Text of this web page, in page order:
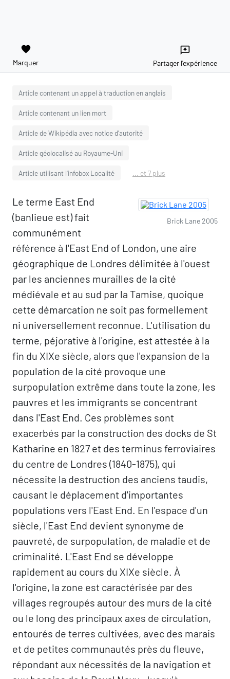
favorite
Marquer
reviews
Partager l'expérience
Article contenant un appel à traduction en anglais
Article contenant un lien mort
Article de Wikipédia avec notice d'autorité
Article géolocalisé au Royaume-Uni
Article utilisant l'infobox Localité ... et 7 plus
Brick Lane 2005
Le terme East End
(banlieue est) fait
communément
référence à l'East End of London, une aire
géographique de Londres délimitée à l'ouest
par les anciennes murailles de la cité
médiévale et au sud par la Tamise, quoique
cette démarcation ne soit pas formellement
ni universellement reconnue. L'utilisation du
terme, péjorative à l'origine, est attestée à la
fin du XIXe siècle, alors que l'expansion de la
population de la cité provoque une
surpopulation extrême dans toute la zone, les
pauvres et les immigrants se concentrant
dans l'East End. Ces problèmes sont
exacerbés par la construction des docks de St
Katharine en 1827 et des terminus ferroviaires
du centre de Londres (1840-1875), qui
nécessite la destruction des anciens taudis,
causant le déplacement d'importantes
populations vers l'East End. En l'espace d'un
siècle, l'East End devient synonyme de
pauvreté, de surpopulation, de maladie et de
criminalité. L'East End se développe
rapidement au cours du XIXe siècle. À
l'origine, la zone est caractérisée par des
villages regroupés autour des murs de la cité
ou le long des principaux axes de circulation,
entourés de terres cultivées, avec des marais
et de petites communautés près du fleuve,
répondant aux nécessités de la navigation et